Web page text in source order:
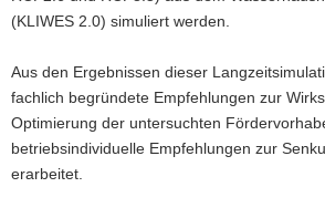
(KLIWES 2.0) simuliert werden.
Aus den Ergebnissen dieser
fachlich begründete Empfehlungen zur
Optimierung der untersuchten
betriebsindividuelle Empfehlungen zur
erarbeitet.